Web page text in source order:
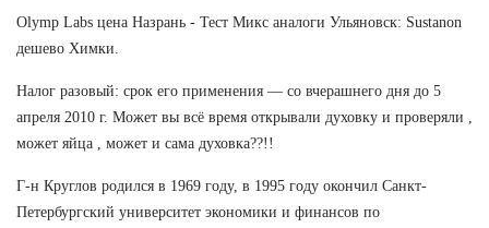
Olymp Labs цена Назрань - Тест Микс аналоги Ульяновск: Sustanon
дешево Химки.
Налог разовый: срок его применения — со вчерашнего дня до 5
апреля 2010 г. Может вы всё время открывали духовку и проверяли ,
может яйца , может и сама духовка??!!
Г-н Круглов родился в 1969 году, в 1995 году окончил Санкт-
Петербургский университет экономики и финансов по